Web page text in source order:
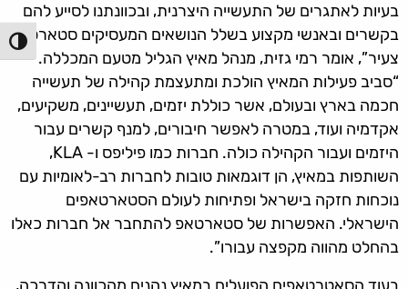
הפעל/
בעיות לאתגרים של התעשייה היצרנית, ובכוונתנו לסייע להם
בקשרים ובאנשי מקצוע בשלל הנושאים המעסיקים סטארטאפ
צעיר”, אומר רמי גזית, מנהל מאיץ הגליל מטעם המכללה.
“סביב פעילות המאיץ הולכת ומתעצמת קהילה של תעשייה
חכמה בארץ ובעולם, אשר כוללת יזמים, תעשיינים, משקיעים,
אקדמיה ועוד, במטרה לאפשר חיבורים, למנף קשרים עבור
היזמים ועבור הקהילה כולה. חברות כמו פיליפס ו- KLA,
השותפות במאיץ, הן דוגמאות טובות לחברות רב-לאומיות עם
נוכחות חזקה בישראל ופתיחות לעולם הסטארטאפים
הישראלי. האפשרות של סטארטאפ להתחבר אל חברות כאלו
בהחלט מהווה מקפצה עבורו”.